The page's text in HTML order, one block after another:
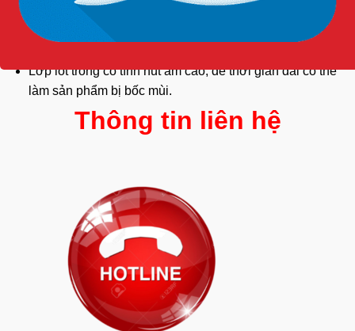
Sau khi sử dụng xong, vui lòng treo đồng phục kho lạnh
ở nơi thoáng mát.
Lớp lót trong có tính hút ẩm cao, để thời gian dài có thể
làm sản phẩm bị bốc mùi.
Thông tin liên hệ